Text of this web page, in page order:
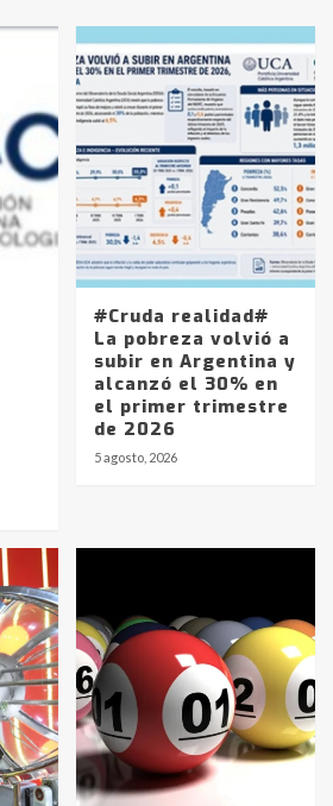
#Cruda realidad#
La pobreza volvió a
subir en Argentina y
alcanzó el 30% en
el primer trimestre
de 2026
5 agosto, 2026